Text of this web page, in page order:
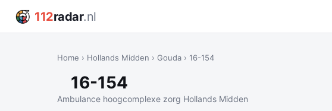
112radar.nl
Home › Hollands Midden › Gouda › 16-154
16-154
Ambulance hoogcomplexe zorg Hollands Midden